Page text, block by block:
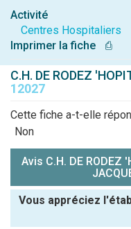
Activité
Centres Hospitaliers
Imprimer la fiche
⎙
C.H. DE RODEZ
12027
Cette fiche a-t-elle
Non
Avis C.H. DE RODEZ
Vous appréciez